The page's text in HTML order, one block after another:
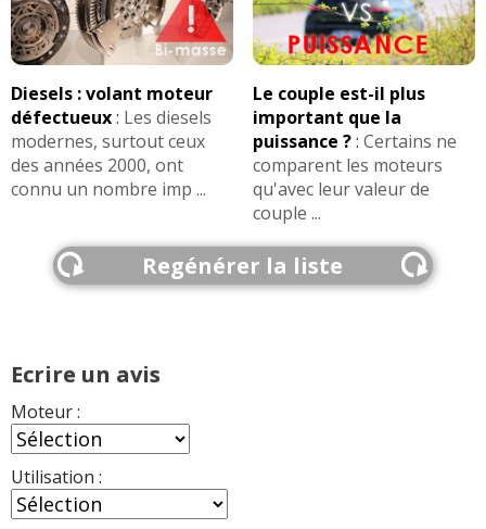
Diesels : volant moteur
défectueux: Les diesels
modernes, surtout ceux
des années 2000, ont
connu un nombre imp ...
Le couple est-il plus
important que la
puissance ?: Certains ne
comparent les moteurs
qu'avec leur valeur de
couple ...
Regénérer la liste
Ecrire un avis
Moteur :
Utilisation :